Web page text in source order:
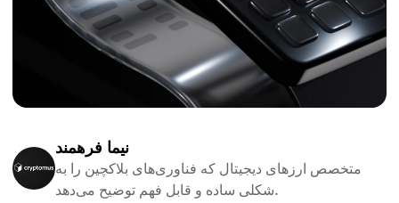
نیما فرهمند
متخصص ارزهای دیجیتال که فناوری‌های بلاکچین را به
شکلی ساده و قابل فهم توضیح می‌دهد.